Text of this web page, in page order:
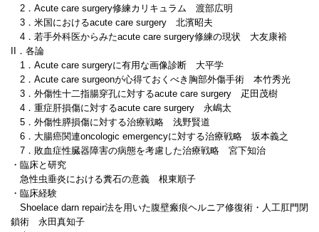
2．Acute care surgery修練カリキュラム 渡部広明
3．米国におけるacute care surgery 北濱昭夫
4．若手外科医からみたacute care surgery修練の現状 大友康裕
II．各論
1．Acute care surgeryに有用な画像診断 大平学
2．Acute care surgeonが心得ておくべき胸部外傷手術 本竹秀光
3．外傷性十二指腸穿孔に対するacute care surgery 疋田茂樹
4．重症肝損傷に対するacute care surgery 永嶋太
5．外傷性膵損傷に対する治療戦略 浅野賢道
6．大腸癌関連oncologic emergencyに対する治療戦略 坂本義之
7．敗血症性臓器障害の病態を考慮した治療戦略 宮下知治
・臨床と研究
急性虫垂炎における糞石の意義 根東順子
・臨床経験
Shoelace darn repair法を用いた腹壁瘢痕ヘルニア修復術・人工肛門閉
鎖術 永田真知子